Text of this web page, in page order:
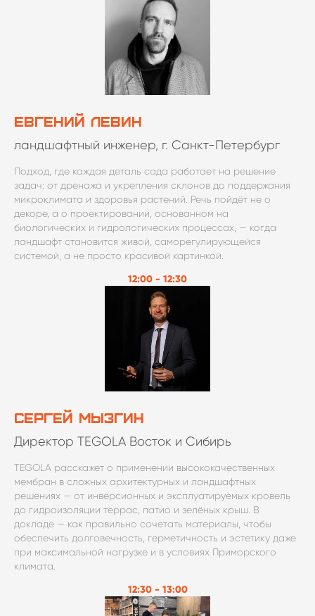
Евгений Левин
ландшафтный инженер, г. Санкт-Петербург
Подход, где каждая деталь сада работает на решение
задач: от дренажа и укрепления склонов до поддержания
микроклимата и здоровья растений. Речь пойдёт не о
декоре, а о проектировании, основанном на
биологических и гидрологических процессах, — когда
ландшафт становится живой, саморегулирующейся
системой, а не просто красивой картинкой.
12:00 - 12:30
Сергей Мызгин
Директор TEGOLA Восток и Сибирь
TEGOLA расскажет о применении высококачественных
мембран в сложных архитектурных и ландшафтных
решениях — от инверсионных и эксплуатируемых кровель
до гидроизоляции террас, патио и зелёных крыш. В
докладе — как правильно сочетать материалы, чтобы
обеспечить долговечность, герметичность и эстетику даже
при максимальной нагрузке и в условиях Приморского
климата.
12:30 - 13:00